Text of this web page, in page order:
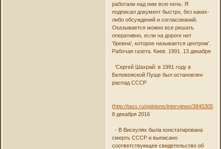
работали над ним всю ночь. Я
подписал документ быстро, без каких-
либо обсуждений и согласований.
Оказывается можно все решать
оперативно, если на дороге нет
'бревна', которое называется центром'.
Рабочая газета. Киев. 1991. 13 декабря
'Сергей Шахрай: в 1991 году в
Беловежской Пуще был остановлен
распад СССР
(http://tass.ru/opinions/interviews/3845305)
8 декабря 2016
- В Вискулях была констатирована
смерть СССР и выписано
соответствующее свидетельство об